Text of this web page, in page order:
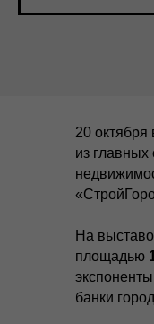
20
из
На
площадью
банки